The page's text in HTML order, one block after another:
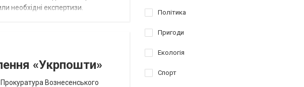
необхідні експертизи.
«Укрпошти»
Вознесенського
Політика
Пригоди
Екологія
Спорт